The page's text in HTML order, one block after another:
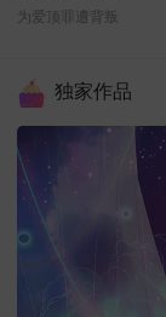
为爱顶罪遭背叛
独家作品